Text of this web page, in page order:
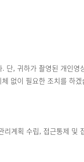
단, 귀하가 촬영된 개인
없이 필요한 조치를 하겠
계획 수립, 접근통제 및